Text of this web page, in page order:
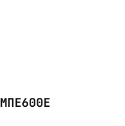
МПЕ600Е